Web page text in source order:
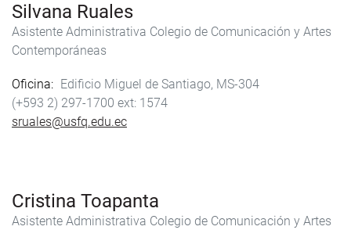
Silvana Ruales
Asistente Administrativa Colegio de Comunicación y Artes
Contemporáneas
Oficina
Edificio Miguel de Santiago, MS-304
(+593 2) 297-1700
1574
sruales@usfq.edu.ec
Cristina Toapanta
Asistente Administrativa Colegio de Comunicación y Artes